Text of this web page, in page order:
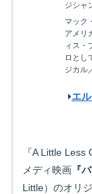
ジシャ
マック
アメリ
ィス・
ロとし
ジカル
エ
『A Little
メディ映画『
Little）のオリ